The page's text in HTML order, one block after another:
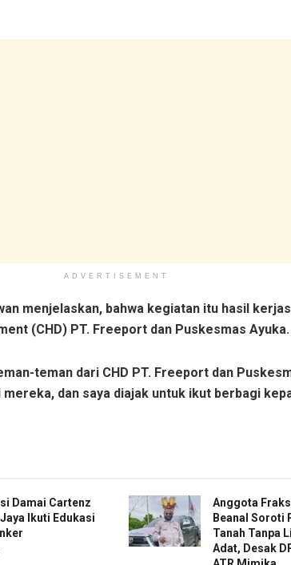
ADVERTISEMENT
menjelaskan, bahwa kegiatan itu hasil
(CHD) PT. Freeport dan Puskesmas Ayuka.
teman dari CHD PT. Freeport dan
dan saya diajak untuk ikut berbagi
Damai Cartenz
Ikuti Edukasi
Anggota
Beanal Soroti
Tanah Tanpa
Adat, Desak